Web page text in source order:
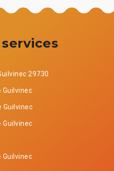
29730
Guilvinec
Guilvinec
Guilvinec
Guilvinec